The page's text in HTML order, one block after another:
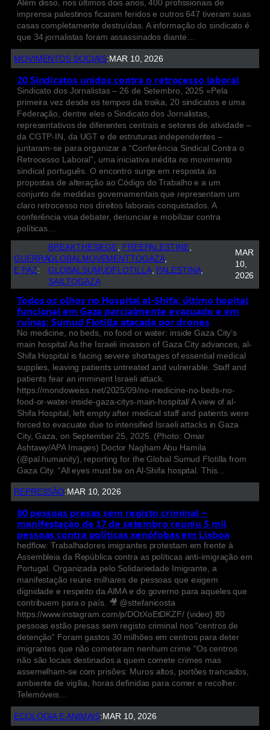
Além disso, nos últimos dois anos, 400 profissionais de
imprensa palestinos ficaram feridos e outros 647 tiveram suas
casas completamente destruídas. A informação do sindicato é
que 34 jornalistas foram assassinados diante…
MOVIMENTOS SOCIAIS:MAR 10, 2026
20 Sindicatos unidos contra o retrocesso laboral
Sindicato dos Jornalistas – 26 de Setembro, 2025 «Pela
primeira vez desde os tempos da troika, 20 sindicatos e uma
Federação, dentre eles o Sindicato dos Jornalistas,
representativos de diferentes centrais e setores de atividade –
da CGTP-IN, da UGT e de estruturas independentes –
juntaram-se para organizar a “Conferência Sindical Contra o
Retrocesso Laboral”, uma iniciativa inédita no movimento
sindical português. O encontro surge em resposta às
propostas de alteração ao Código do Trabalho e a um
conjunto de medidas governamentais que representam um
claro retrocesso nos direitos laborais conquistados. A
conferência visa debater, denunciar e mobilizar contra
políticas…
GUERRA
E PAZ:
BREAKTHESIEGE FREEPALESTINE
GLOBALMOVEMENTTOGAZA
GLOBALSUMUDFLOTILLA, PALESTINA
SAILTOGAZA
MAR
10,
2026
Todos os olhos no Hospital al-Shifa: último hopital
funcional em Gaza parcialmente evacuado e em
ruínas; Sumud Flotilla atacada por drones
No medicine, no beds, no food or water: inside Gaza City’s
main hospital As the Israeli invasion of Gaza City advances, al-
Shifa Hospital is facing severe shortages of essential medical
supplies, leaving patients untreated and vulnerable. Staff and
patients fear an imminent Israeli attack.
https://mondoweiss.net/2025/09/no-medicine-no-beds-no-
food-or-water-inside-gaza-citys-main-hospital/ A view of al-
Shifa Hospital, left empty after medical staff and patients were
forced to evacuate due to intensified Israeli attacks in Gaza
City, Gaza, on September 25, 2025. (Photo: Omar
Ashtawy/APA Images) Doctor Nagham Abu Hamila
(@pal.humanity), reporting for the Global Sumud Flotilla from
Gaza City. “All eyes must be on Al-Shifa hospital. This…
REPRESSÃO: MAR 10, 2026
80 pessoas presas sem registo criminal –
manifestação de 17 de setembro reuniu 5 mil
pessoas contra políticas xenófobas em Lisboa
hedflow: Trabalhadores imigrantes protestam em frente à
Assembleia da República contra as políticas anti-imigração em
Portugal. Organizada pelo Solidariedade Imigrante, a
manifestação reúne milhares de pessoas que exigem
dignidade e respeito da AIMA e do governo para aqueles que
contribuem para o país. 🎥 @sttefanicosta
https://www.instagram.com/p/DOtXoEtDKZF/ (video) 80
pessoas estão presas sem registo criminal nos “centros de
detenção” Foram gastos 30 milhões em centros para deter
imigrantes que não cometeram nenhum crime “Os centros
não são locais destinados a quem comete crimes mas
assemelham-se com prisões: Muros altos, portões trancados,
ambiente de vigília, horas definidas para comer e recolher.
Telemóveis…
ECOLOGIA E ANIMAIS:MAR 10, 2026